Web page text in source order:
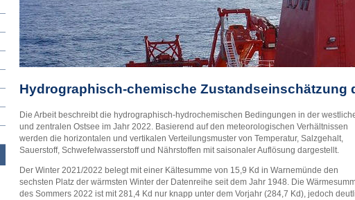
Hydrographisch-chemische Zustandseinschätzung
Die Arbeit beschreibt die hydrographisch-hydrochemischen Bedingungen in der
und zentralen Ostsee im Jahr 2022. Basierend auf den meteorologischen Verhältnissen
werden die horizontalen und vertikalen Verteilungsmuster von Temperatur, Salzgehalt,
Sauerstoff, Schwefelwasserstoff und Nährstoffen mit saisonaler Auflösung dargestellt.
Der Winter 2021/2022 belegt mit einer Kältesumme von 15,9 Kd in Warnemünde den
sechsten Platz der wärmsten Winter der Datenreihe seit dem Jahr 1948. Die
des Sommers 2022 ist mit 281,4 Kd nur knapp unter dem Vorjahr (284,7 Kd), jedoch